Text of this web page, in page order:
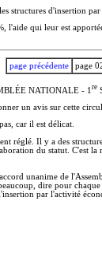
structures d'insertion
qui leur est
page précédente page
NATIONALE - 1 re
un avis sur cette
car il est délicat.
réglé. Il y a des
du statut.
unanime de
dire pour
par l'activité